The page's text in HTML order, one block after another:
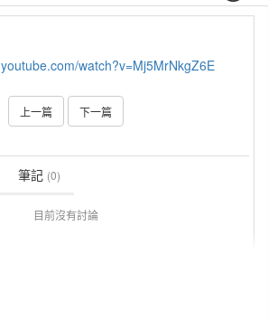
watch?v=Mj5MrNkgZ6E
上一篇 下一篇
筆記 (0)
目前沒有討論